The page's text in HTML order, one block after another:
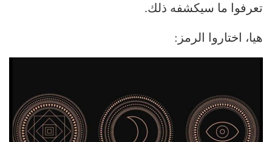
تعرفوا ما سيكشفه ذلك.
هيا، اختاروا الرمز: